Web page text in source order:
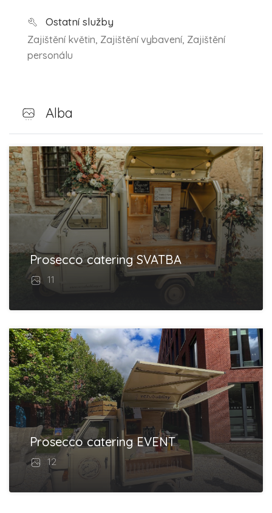
Ostatní služby
Zajištění květin, Zajištění vybavení, Zajištění
personálu
Alba
Prosecco catering SVATBA
11
Prosecco catering EVENT
12